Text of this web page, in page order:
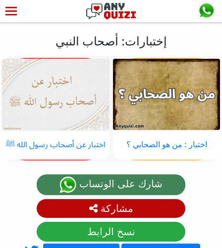
إختبارات: أصحاب النبي
اختبار : من هو الصحابي ؟ اختبار عن أصحاب رسول الله ﷺ
شارك على الوتساب
مشاركة
نسخ الرابط